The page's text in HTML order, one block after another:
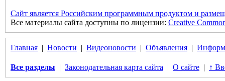
Сайт является Российским программным продуктом и
Все материалы сайта доступны по лицензии: Creative
Главная | Новости | Видеоновости | Объявления |
Все разделы | Законодательная карта сайта | О сайте | ↑